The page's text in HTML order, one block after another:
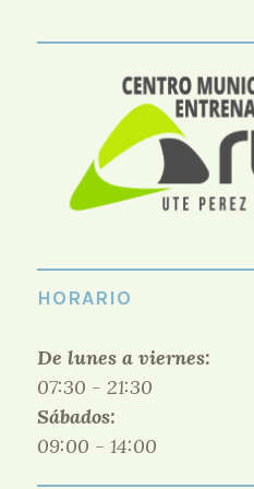
HORARIO
De lunes a viernes:
07:30 - 21:30
Sábados:
09:00 - 14:00